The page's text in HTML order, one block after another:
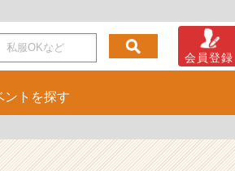
会員登録
ント を探す